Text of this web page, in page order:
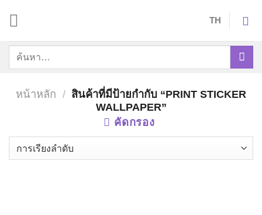
content
TH
ค้นหา:
หน้าหลัก / สินค้าที่มีป้ายกำกับ “PRINT STICKER
WALLPAPER”
คัดกรอง